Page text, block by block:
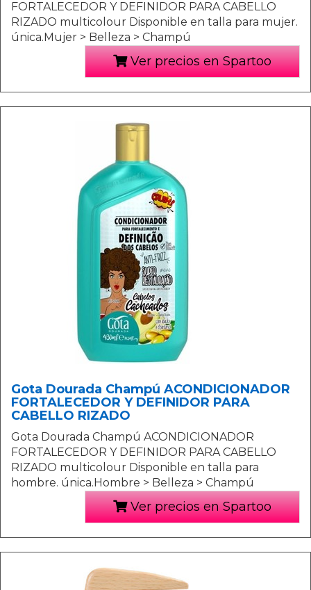
FORTALECEDOR Y DEFINIDOR PARA CABELLO
RIZADO multicolour Disponible en talla para mujer.
única.Mujer > Belleza > Champú
Ver precios en Spartoo
Gota Dourada Champú ACONDICIONADOR
FORTALECEDOR Y DEFINIDOR PARA
CABELLO RIZADO
Gota Dourada Champú ACONDICIONADOR
FORTALECEDOR Y DEFINIDOR PARA CABELLO
RIZADO multicolour Disponible en talla para
hombre. única.Hombre > Belleza > Champú
Ver precios en Spartoo